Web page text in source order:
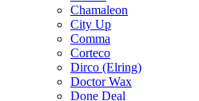
Chamaleon
City Up
Comma
Corteco
Dirco (Elring)
Doctor Wax
Done Deal